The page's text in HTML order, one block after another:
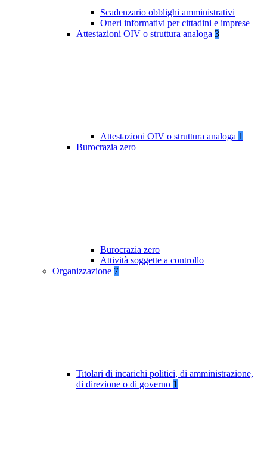
Scadenzario obblighi amministrativi
Oneri informativi per cittadini e imprese
Attestazioni OIV o struttura analoga 3
Attestazioni OIV o struttura analoga 1
Burocrazia zero
Burocrazia zero
Attività soggette a controllo
Organizzazione 7
Titolari di incarichi politici, di amministrazione,
di direzione o di governo 1